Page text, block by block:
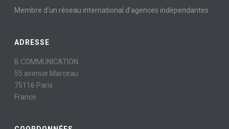
Membre d’un réseau international d’agences indépendantes
ADRESSE
B COMMUNICATION
55 avenue Marceau
75116 Paris
France